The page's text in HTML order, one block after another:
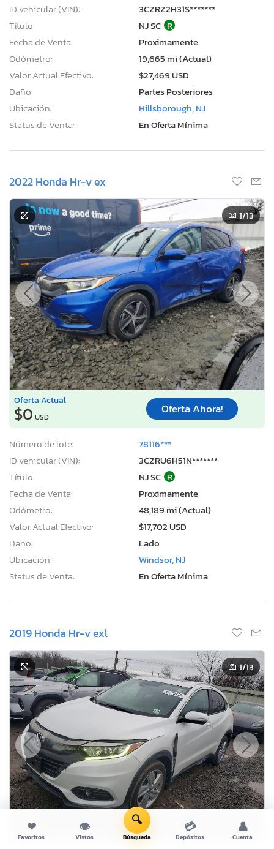
ID vehicular (VIN):
3CZRZ2H31S*******
Título:
NJ SC R
Fecha de Venta:
Proximamente
Odómetro:
19,665 mi (Actual)
Valor Actual Efectivo:
$27,469 USD
Daño:
Partes Posteriores
Ubicación:
Hillsborough, NJ
Status de Venta:
En Oferta Mínima
2022 Honda Hr-v ex
1/13
Oferta Actual
$0 USD
Oferta Ahora!
Número de lote:
78116***
ID vehicular (VIN):
3CZRU6H51N*******
Título:
NJ SC R
Fecha de Venta:
Proximamente
Odómetro:
48,189 mi (Actual)
Valor Actual Efectivo:
$17,702 USD
Daño:
Lado
Ubicación:
Windsor, NJ
Status de Venta:
En Oferta Mínima
2019 Honda Hr-v exl
1/13
❤
Favoritos
👁
Vistos
🔍
Búsqueda
💳
Depósitos
👤
Cuenta